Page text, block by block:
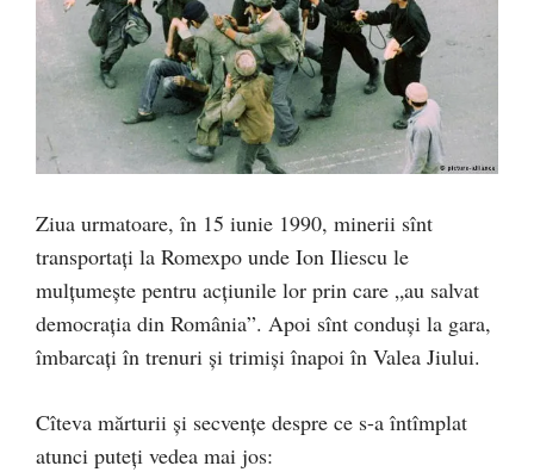
Ziua urmatoare, în 15 iunie 1990, minerii sînt
transportați la Romexpo unde Ion Iliescu le
mulțumește pentru acțiunile lor prin care „au salvat
democrația din România”. Apoi sînt conduși la gara,
îmbarcați în trenuri și trimiși înapoi în Valea Jiului.
Cîteva mărturii și secvențe despre ce s-a întîmplat
atunci puteți vedea mai jos: